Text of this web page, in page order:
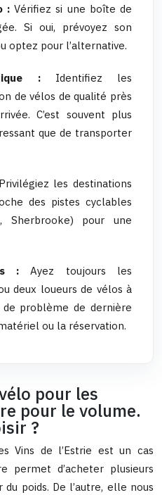
:Vérifiez si une boîte de
Si oui, prévoyez son
optez pour l’alternative.
:Identifiez les
de vélos de qualité près
C’est souvent plus
que de transporter
Privilégiez les destinations
des pistes cyclables
Sherbrooke) pour une
: Ayez toujours les
deux loueurs de vélos à
problème de dernière
ou la réservation.
pour les
pour le volume.
?
Vins de l’Estrie est un cas
permet d’acheter plusieurs
du poids. De l’autre, elle nous